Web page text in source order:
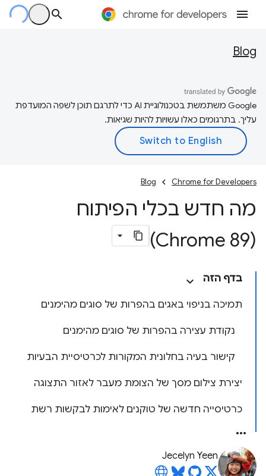
Blog
‫Google משתמשת בטכנולוגיית AI כדי לתרגם תוכן לשפה המועדפת
עליך. בתרגומים כאלו עשויות להיות שגיאות.
Chrome for Developers
Blog
מה חדש בכלי הפיתוח
(Chrome 89)
בדף הזה
תמיכה בניפוי באגים בהפרות של סוגים מהימנים
נקודת עצירה בהפרות של סוגים מהימנים
קישור בעיה בחלונית המקורות לכרטיסיית הבעיות
יצירת צילום מסך של הצומת מעבר לאזור התצוגה
כרטיסייה חדשה של טוקנים לאימות לבקשות רשת
Jecelyn Yeen